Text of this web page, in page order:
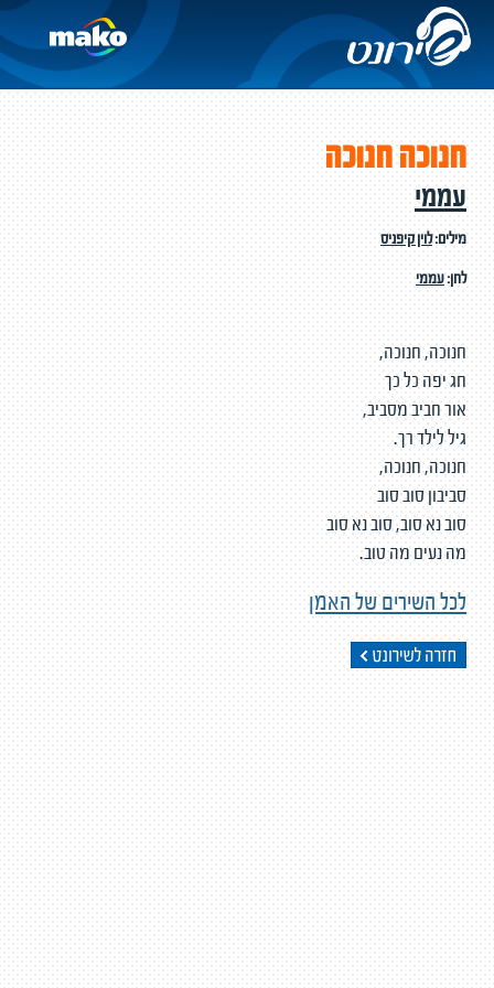
חנוכה חנוכה
עממי
מילים:לוין קיפניס
לחן:עממי
חנוכה, חנוכה,
חג יפה כל כך
אור חביב מסביב,
גיל לילד רך.
חנוכה, חנוכה,
סביבון סוב סוב
סוב נא סוב, סוב נא סוב
מה נעים מה טוב.
לכל השירים של האמן